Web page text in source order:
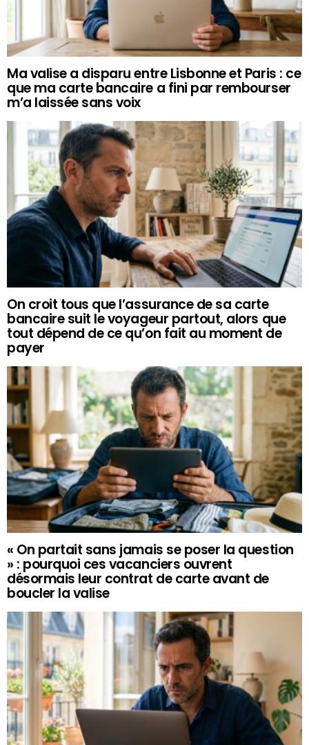
Ma valise a disparu entre Lisbonne et Paris : ce
que ma carte bancaire a fini par rembourser
m’a laissée sans voix
On croit tous que l’assurance de sa carte
bancaire suit le voyageur partout, alors que
tout dépend de ce qu’on fait au moment de
payer
« On partait sans jamais se poser la question
» : pourquoi ces vacanciers ouvrent
désormais leur contrat de carte avant de
boucler la valise